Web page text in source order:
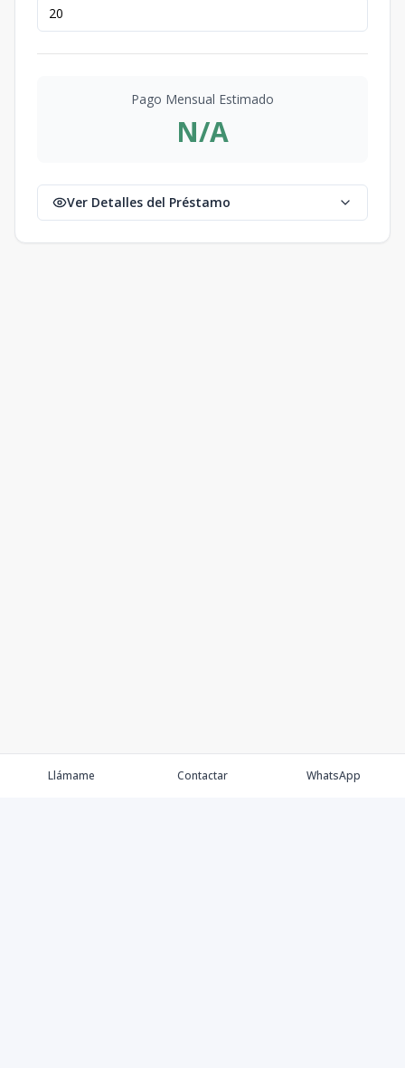
Pago Mensual Estimado
N/A
Ver Detalles del Préstamo
Llámame Contactar WhatsApp